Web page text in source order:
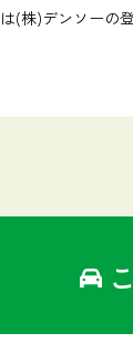
(株)デンソーの登